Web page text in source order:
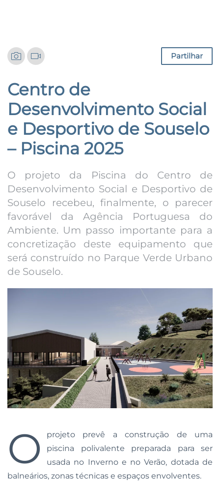
Partilhar
Centro de
Desenvolvimento Social
e Desportivo de Souselo
– Piscina 2025
O projeto da Piscina do Centro de
Desenvolvimento Social e Desportivo de
Souselo recebeu, finalmente, o parecer
favorável da Agência Portuguesa do
Ambiente. Um passo importante para a
concretização deste equipamento que
será construído no Parque Verde Urbano
de Souselo.
O
projeto prevê a construção de uma
piscina polivalente preparada para ser
usada no Inverno e no Verão, dotada de
balneários, zonas técnicas e espaços envolventes.